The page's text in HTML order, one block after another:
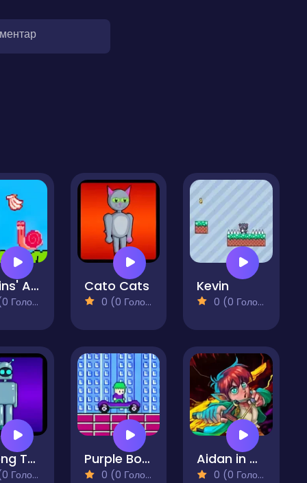
Higgins' Adventure Island Cato Cats
0 (0 Голосів)
Kevin
0 (0 Голосів)
Among Tau Bots Purple Boy Adventure
0 (0 Голосів)
Aidan in Danger
0 (0 Голосів)